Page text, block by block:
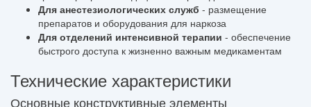
Для анестезиологических служб - размещение
препаратов и оборудования для наркоза
Для отделений интенсивной терапии - обеспечение
быстрого доступа к жизненно важным медикаментам
Технические характеристики
Основные конструктивные элементы